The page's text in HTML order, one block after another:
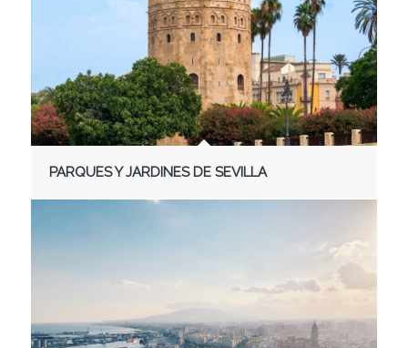
PARQUES Y JARDINES DE SEVILLA